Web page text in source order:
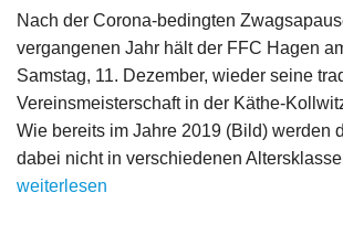
Nach der Corona-bedingten
vergangenen Jahr hält der FFC Hagen
Samstag, 11. Dezember, wieder seine
Vereinsmeisterschaft in der Käthe-
Wie bereits im Jahre 2019 (Bild) werden
dabei nicht in verschiedenen
weiterlesen